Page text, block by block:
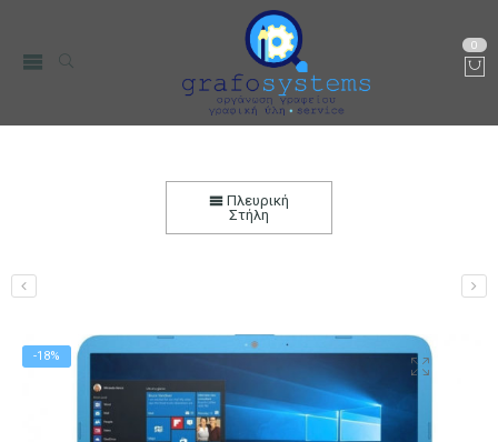
0
GB/64 GB/Intel HD 400)
PC, Τηλεφωνία & περιφεριακά
Πλευρική
Στήλη
-18%